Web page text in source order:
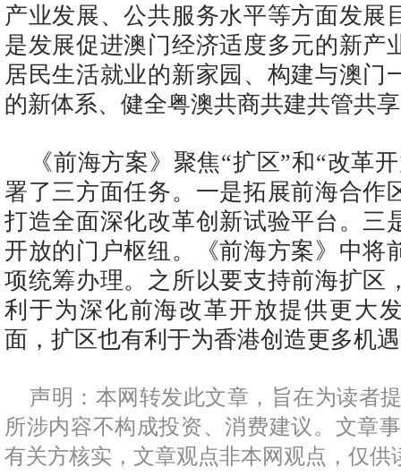
产业发展、公共服务水平等方面发展
是发展促进澳门经济适度多元的新产
居民生活就业的新家园、构建与澳门
的新体系、健全粤澳共商共建共管共
《前海方案》聚焦“扩区”和“改革
署了三方面任务。一是拓展前海合作
打造全面深化改革创新试验平台。三
开放的门户枢纽。《前海方案》中将
项统筹办理。之所以要支持前海扩区
利于为深化前海改革开放提供更大
面，扩区也有利于为香港创造更多机
声明：本网转发此文章，旨在为读者
所涉内容不构成投资、消费建议。文章
有关方核实，文章观点非本网观点，仅供